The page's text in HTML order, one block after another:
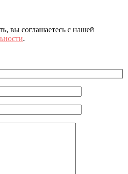
вы соглашаетесь с нашей
.